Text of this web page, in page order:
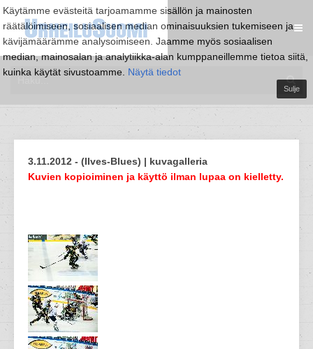
Käytämme evästeitä tarjoamamme sisällön ja mainosten
räätälöimiseen, sosiaalisen median ominaisuuksien tukemiseen ja
kävijämäärämme analysoimiseen. Jaamme myös sosiaalisen
median, mainosalan ja analytiikka-alan kumppaneillemme tietoa siitä,
kuinka käytät sivustoamme. Näytä tiedot
Sulje
3.11.2012 - (Ilves-Blues) | kuvagalleria
Kuvien kopioiminen ja käyttö ilman lupaa on kielletty.